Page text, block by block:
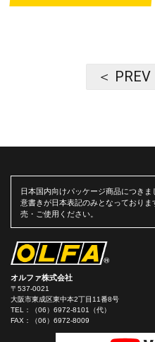
＜ PREV
日本国内向けパッケージ商品につき
意書きが日本表記のみとなっており
売・ご使用ください。
オルファ株式会社
〒537-0021
大阪市東成区東中本2丁目11番8号
TEL：
（06）6972-8101（代）
FAX：（06）6972-8009